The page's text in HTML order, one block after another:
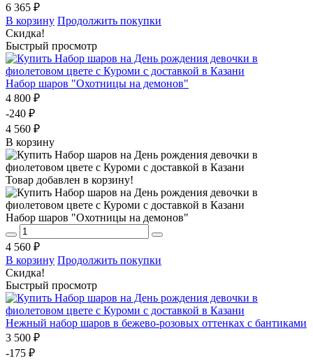
6 365 ₽
В корзину Продолжить покупки
Скидка!
Быстрый просмотр
Набор шаров "Охотницы на демонов"
4 800 ₽
-240 ₽
4 560 ₽
В корзину
Товар добавлен в корзину!
Набор шаров "Охотницы на демонов"
4 560 ₽
В корзину Продолжить покупки
Скидка!
Быстрый просмотр
Нежный набор шаров в бежево-розовых оттенках с бантиками
3 500 ₽
-175 ₽